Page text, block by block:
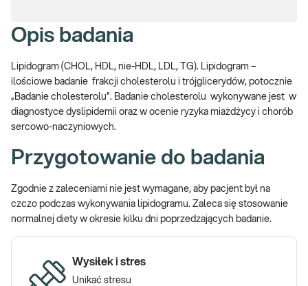
Opis badania
Lipidogram (CHOL, HDL, nie-HDL, LDL, TG). Lipidogram –
ilościowe badanie frakcji cholesterolu i trójglicerydów, potocznie
„Badanie cholesterolu”. Badanie cholesterolu wykonywane jest w
diagnostyce dyslipidemii oraz w ocenie ryzyka miażdżycy i chorób
sercowo-naczyniowych.
Przygotowanie do badania
Zgodnie z zaleceniami nie jest wymagane, aby pacjent był na
czczo podczas wykonywania lipidogramu. Zaleca się stosowanie
normalnej diety w okresie kilku dni poprzedzających badanie.
Wysiłek i stres
Unikać stresu